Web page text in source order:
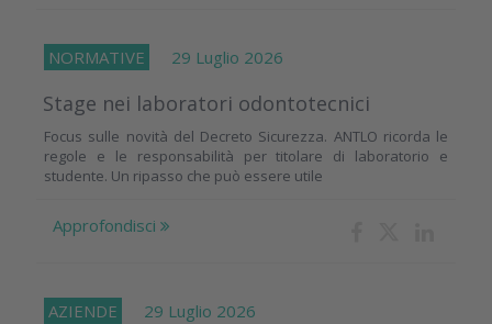
NORMATIVE 29 Luglio 2026
Stage nei laboratori odontotecnici
Focus sulle novità del Decreto Sicurezza. ANTLO ricorda le
regole e le responsabilità per titolare di laboratorio e
studente. Un ripasso che può essere utile
Approfondisci
AZIENDE 29 Luglio 2026